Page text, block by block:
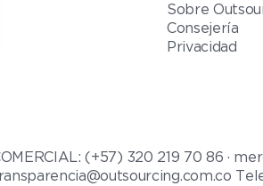
Sobre
Consejería
Privacidad
(+57) 320 219 70 86 ·